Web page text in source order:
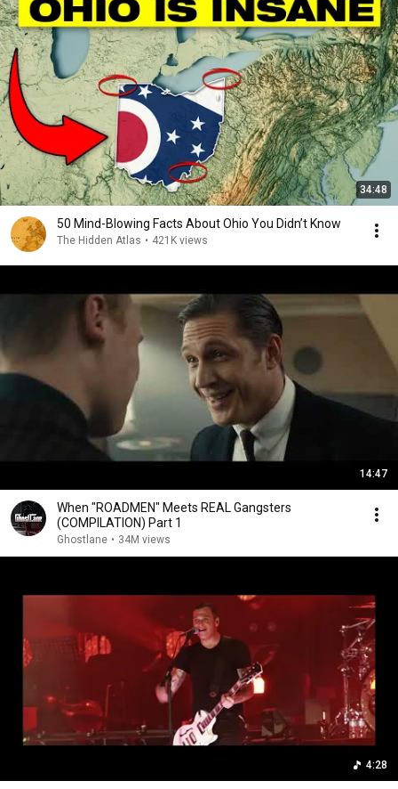
34:48
50 Mind-Blowing Facts About Ohio You Didn’t Know
The Hidden Atlas • 421K views
14:47
When "ROADMEN" Meets REAL Gangsters
(COMPILATION) Part 1
Ghostlane • 34M views
4:28